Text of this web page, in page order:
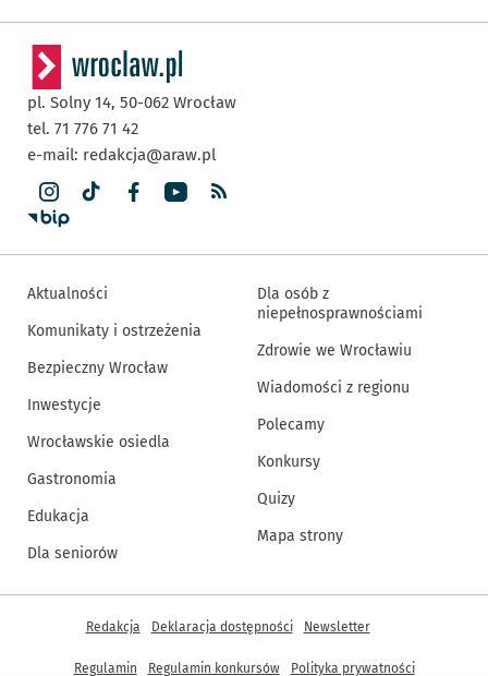
pl. Solny 14, 50-062 Wrocław
tel. 71 776 71 42
e-mail: redakcja@araw.pl
Aktualności
Komunikaty i ostrzeżenia
Bezpieczny Wrocław
Inwestycje
Wrocławskie osiedla
Gastronomia
Edukacja
Dla seniorów
Dla osób z
niepełnosprawnościami
Zdrowie we Wrocławiu
Wiadomości z regionu
Polecamy
Konkursy
Quizy
Mapa strony
Inne informacje
Redakcja Deklaracja dostępności Newsletter
Regulamin Regulamin konkursów Polityka prywatności